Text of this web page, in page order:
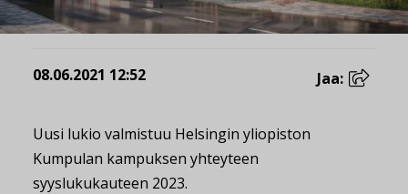
08.06.2021 12:52 Jaa:
Uusi lukio valmistuu Helsingin yliopiston
Kumpulan kampuksen yhteyteen
syyslukukauteen 2023.